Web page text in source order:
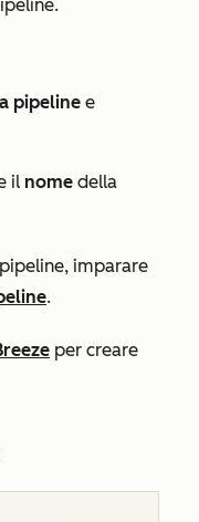
pipeline e
il nome della
imparare
.
per creare